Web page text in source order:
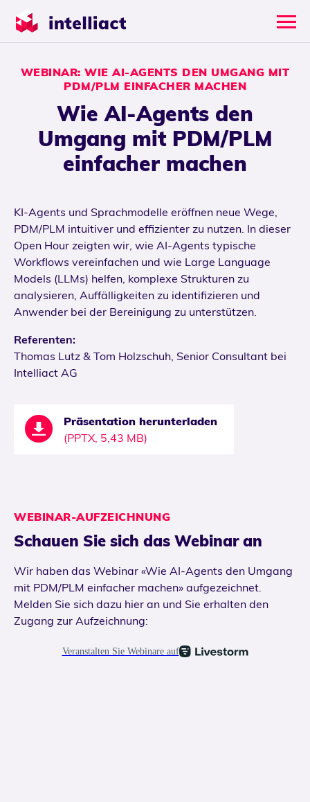
WEBINAR: WIE AI-AGENTS DEN UMGANG MIT
PDM/PLM EINFACHER MACHEN
Wie AI-Agents den
Umgang mit PDM/PLM
einfacher machen
KI-Agents und Sprachmodelle eröffnen neue Wege,
PDM/PLM intuitiver und effizienter zu nutzen. In dieser
Open Hour zeigten wir, wie AI-Agents typische
Workflows vereinfachen und wie Large Language
Models (LLMs) helfen, komplexe Strukturen zu
analysieren, Auffälligkeiten zu identifizieren und
Anwender bei der Bereinigung zu unterstützen.
Referenten:
Thomas Lutz & Tom Holzschuh, Senior Consultant bei
Intelliact AG
Präsentation herunterladen
(PPTX, 5,43 MB)
WEBINAR-AUFZEICHNUNG
Schauen Sie sich das Webinar an
Wir haben das Webinar «Wie AI-Agents den Umgang
mit PDM/PLM einfacher machen» aufgezeichnet.
Melden Sie sich dazu hier an und Sie erhalten den
Zugang zur Aufzeichnung: